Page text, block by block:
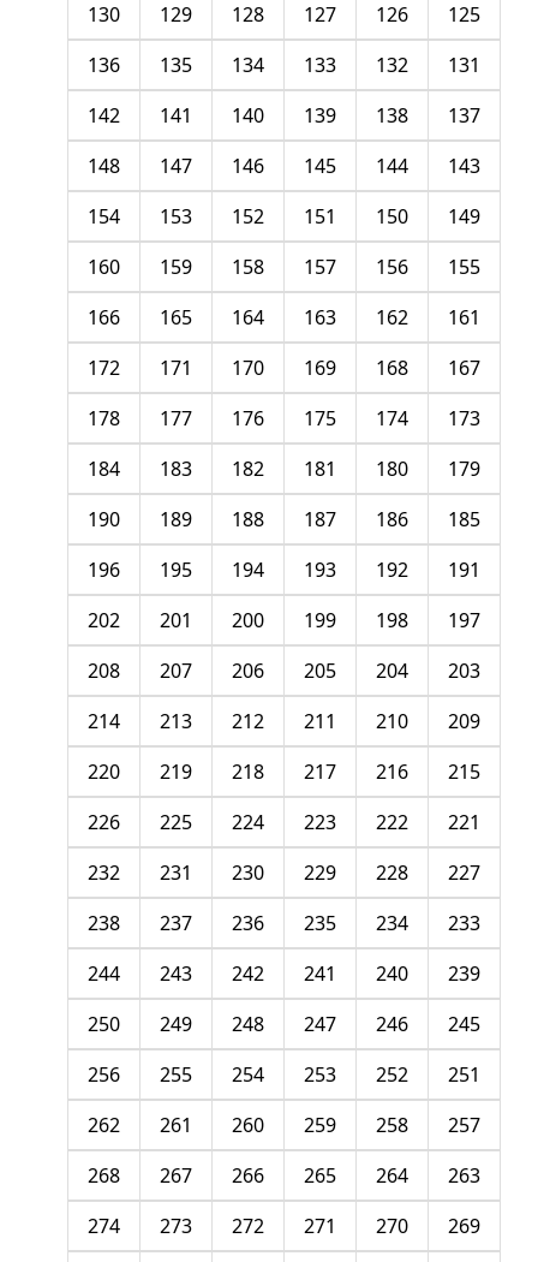
125
126
127
128
129
130
131
132
133
134
135
136
137
138
139
140
141
142
143
144
145
146
147
148
149
150
151
152
153
154
155
156
157
158
159
160
161
162
163
164
165
166
167
168
169
170
171
172
173
174
175
176
177
178
179
180
181
182
183
184
185
186
187
188
189
190
191
192
193
194
195
196
197
198
199
200
201
202
203
204
205
206
207
208
209
210
211
212
213
214
215
216
217
218
219
220
221
222
223
224
225
226
227
228
229
230
231
232
233
234
235
236
237
238
239
240
241
242
243
244
245
246
247
248
249
250
251
252
253
254
255
256
257
258
259
260
261
262
263
264
265
266
267
268
269
270
271
272
273
274